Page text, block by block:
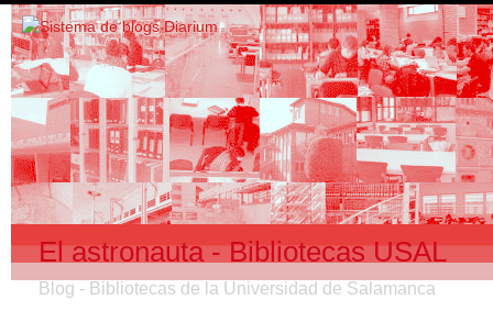
El astronauta - Bibliotecas USAL
Blog - Bibliotecas de la Universidad de Salamanca